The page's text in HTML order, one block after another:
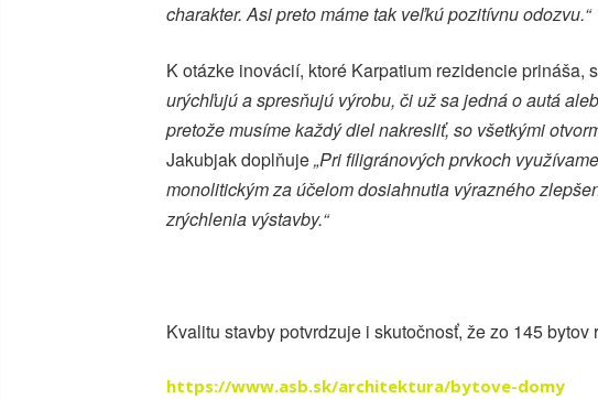
charakter. Asi preto máme tak veľkú pozitívnu odozvu.“
K otázke inovácií, ktoré Karpatium rezidencie prináša,
urýchľujú a spresňujú výrobu, či už sa jedná o autá
pretože musíme každý diel nakresliť, so všetkými
Jakubjak doplňuje„Pri filigránových prvkoch
monolitickým za účelom dosiahnutia výrazného
zrýchlenia výstavby.“
Kvalitu stavby potvrdzuje i skutočnosť, že zo 145
https://www.asb.sk/architektura/bytove-domy